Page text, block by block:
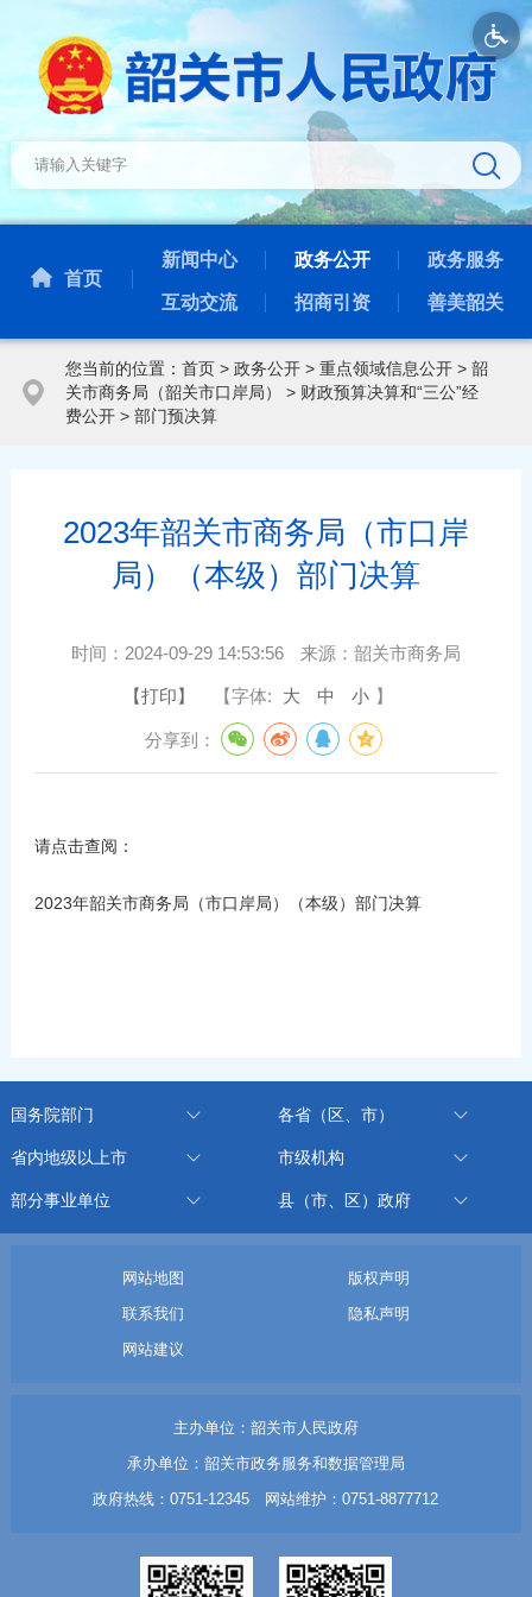
首页
新闻中心 政务公开 政务服务
互动交流 招商引资 善美韶关
您当前的位置： 首页> 政务公开> 重点领域信息公开> 韶
关市商务局（韶关市口岸局）
> 财政预算决算和“三公”经
费公开> 部门预决算
2023年韶关市商务局（市口岸
局）（本级）部门决算
时间： 2024-09-29 14:53:56 来源： 韶关市商务局
【打印】 【字体: 大 中 小 】
分享到：
请点击查阅：
2023年韶关市商务局（市口岸局）（本级）部门决算
国务院部门 各省（区、市）
省内地级以上市 市级机构
部分事业单位 县（市、区）政府
网站地图
版权声明
联系我们
隐私声明
网站建议
主办单位：韶关市人民政府
承办单位：韶关市政务服务和数据管理局
政府热线：0751-12345 网站维护：0751-8877712